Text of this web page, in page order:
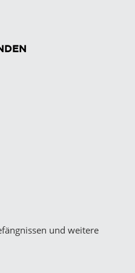
und weitere